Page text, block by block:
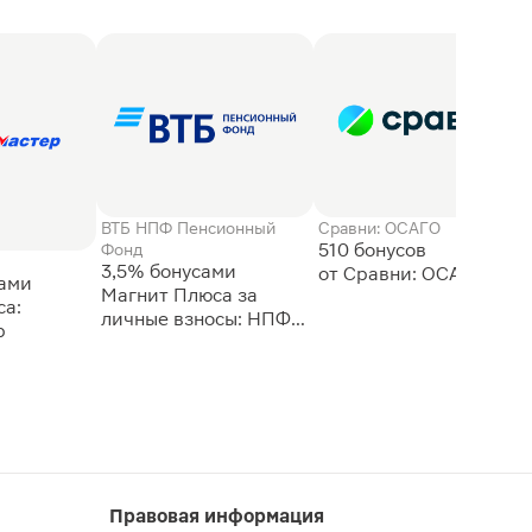
ВТБ НПФ Пенсионный
Фонд
3,5% бонусами
Магнит Плюса за
личные взносы: НПФ
Сравни: ОСАГО
510 бонусов
Правовая информация